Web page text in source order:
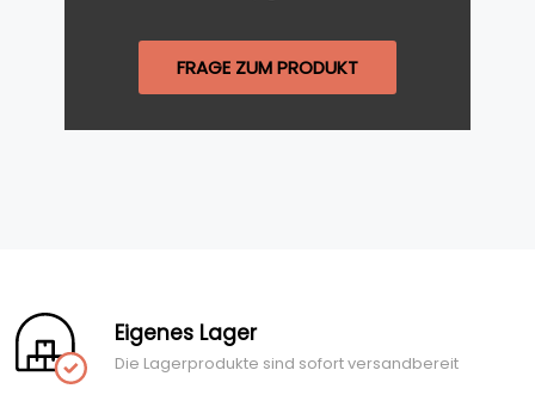
FRAGE ZUM PRODUKT
Eigenes Lager
Die Lagerprodukte sind sofort versandbereit